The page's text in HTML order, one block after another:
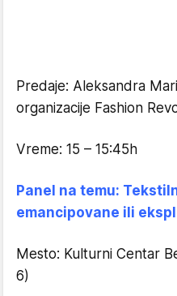
Predaje: Aleksandra
organizacije Fashion
Vreme: 15 – 15:45h
Panel na temu:
emancipovane ili
Mesto: Kulturni Centar
6)